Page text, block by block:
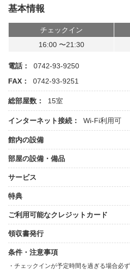
基本情報
チェックイン
16:00 〜21:30
電話：
0742-93-9250
FAX：
0742-93-9251
総部屋数： 15室
インターネット接続： Wi-Fi利用可
館内の設備
部屋の設備・備品
サービス
特典
ご利用可能なクレジットカード
領収書発行
条件・注意事項
チェックインが予定時間を過ぎる場合必ず